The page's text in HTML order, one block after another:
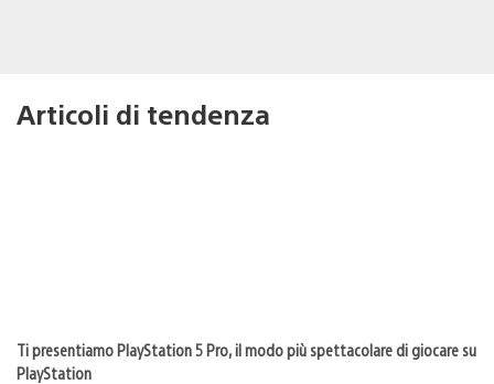
Articoli di tendenza
Ti presentiamo PlayStation 5 Pro, il modo più spettacolare di giocare su
PlayStation